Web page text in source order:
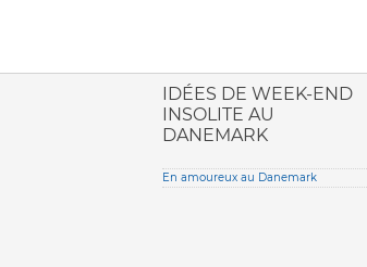
italiana
IDÉES DE WEEK-END
INSOLITE AU
DANEMARK
En amoureux au Danemark